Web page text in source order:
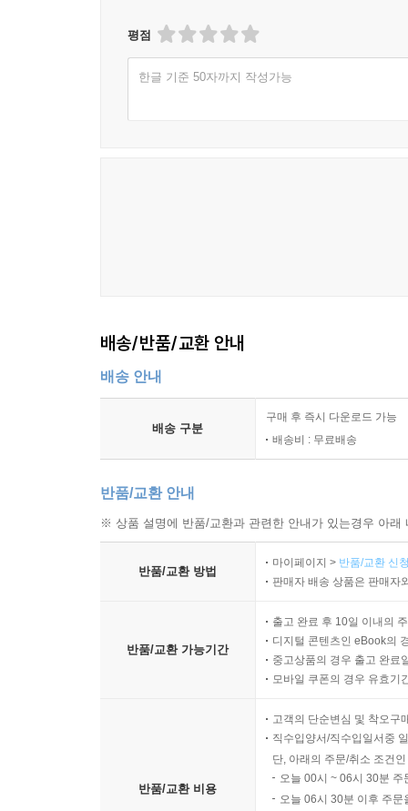
평점
한글 기준 50자까지 작성가능
배송/반품/교환 안내
배송 안내
배송 구분
구매 후 즉시 다운로드 가능
배송비 : 무료배송
반품/교환 안내
※ 상품 설명에 반품/교환과 관련한 안내가 있는경우 아
반품/교환 방법
마이페이지 > 반품/교환 신
판매자 배송 상품은 판매자
반품/교환 가능기간
출고 완료 후 10일 이내의
디지털 콘텐츠인 eBook의
중고상품의 경우 출고 완료
모바일 쿠폰의 경우 유효기
반품/교환 비용
고객의 단순변심 및 착오구
직수입양서/직수입일서중
단, 아래의 주문/취소 조건
오늘 00시 ~ 06시 30분
오늘 06시 30분 이후 주